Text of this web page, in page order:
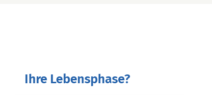
Ihre Lebensphase?